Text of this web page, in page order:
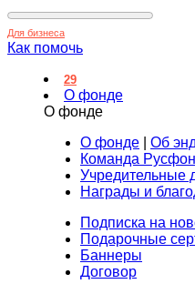
Для бизнеса
Как помочь
29
О фонде
О фонде
О фонде
Об
Команда
Учредительные
Награды и
Подписка на
Подарочные
Баннеры
Договор